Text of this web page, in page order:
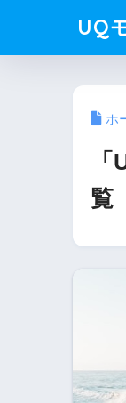
UQ
ホ
覧